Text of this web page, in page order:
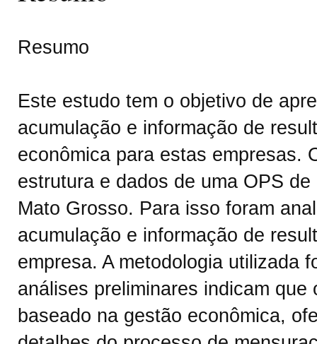
Resumo
Este estudo tem o objetivo de
acumulação e informação de
econômica para estas empresas.
estrutura e dados de uma OPS
Mato Grosso. Para isso foram
acumulação e informação de
empresa. A metodologia utilizada
análises preliminares indicam
baseado na gestão econômica,